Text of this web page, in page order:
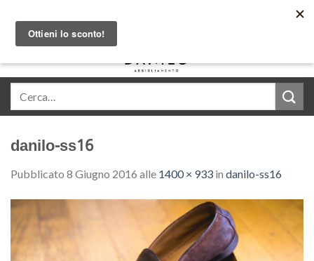
content
danilo-ss16
Pubblicato 8 Giugno 2016 alle 1400 × 933 in danilo-ss16